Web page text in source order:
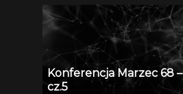
Konferencja Marzec 68 –
cz.5